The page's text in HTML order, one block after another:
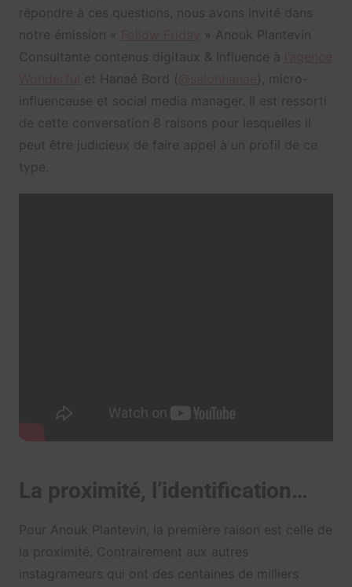
répondre à ces questions, nous avons invité dans
notre émission «
» Anouk Plantevin
Consultante contenus digitaux & Influence à
et Hanaé Bord (
), micro-
influenceuse et social media manager. Il est ressorti
de cette conversation 8 raisons pour lesquelles il
peut être judicieux de faire appel à un profil de ce
type.
La proximité, l’identification…
Pour Anouk Plantevin, la première raison est celle de
la proximité. Contrairement aux autres
instagrameurs qui ont des centaines de milliers